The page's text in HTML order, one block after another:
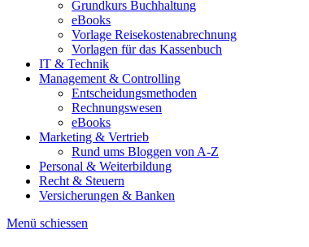
Grundkurs Buchhaltung
eBooks
Vorlage Reisekostenabrechnung
Vorlagen für das Kassenbuch
IT & Technik
Management & Controlling
Entscheidungsmethoden
Rechnungswesen
eBooks
Marketing & Vertrieb
Rund ums Bloggen von A-Z
Personal & Weiterbildung
Recht & Steuern
Versicherungen & Banken
Menü schiessen